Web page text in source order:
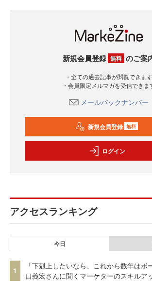
新規会員登録 無料 のご案
・全ての過去記事が閲覧できます
・会員限定メルマガを受信できま
メールバックナンバー
新規会員登録 無料
ログイン
アクセスランキング
今日
1
「下剋上したいなら、これから数年はボ
口義宏さんに聞くマーケターのスキルア